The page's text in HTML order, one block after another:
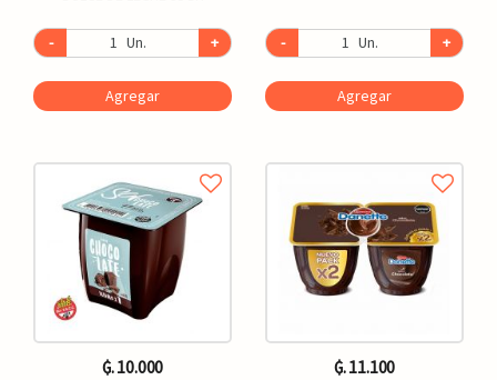
- Un. +
Agregar
₲. 10.000
- Un. +
Agregar
₲. 11.100